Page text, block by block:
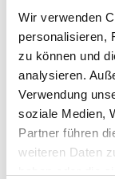
Wir verwenden
personalisieren,
zu können und
analysieren.
Verwendung
soziale Medien,
Partner führen
weiteren Daten
schafft der
wunderbar
Der Designer
wenig Weltraum-
auch eine Bar,
wahrsten Sinne